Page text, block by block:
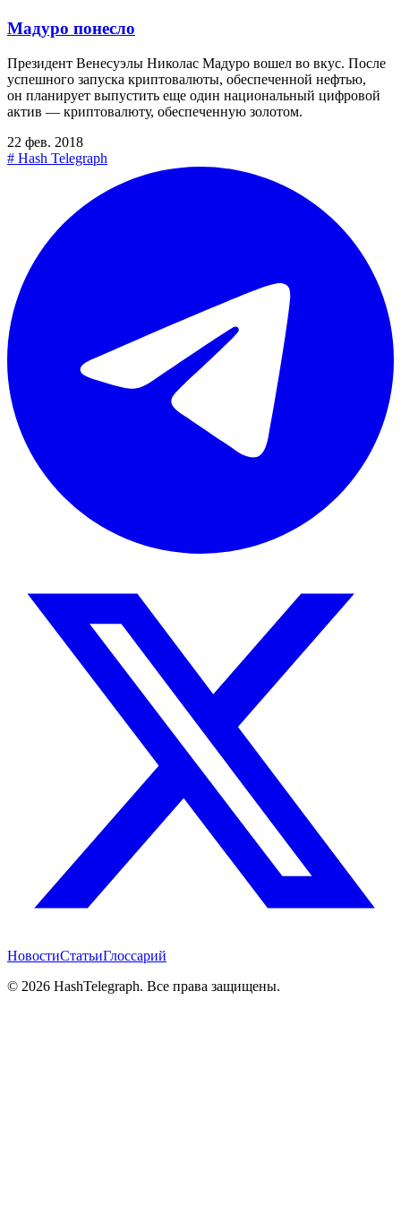
Мадуро понесло
Президент Венесуэлы Николас Мадуро вошел во вкус. После
успешного запуска криптовалюты, обеспеченной нефтью,
он планирует выпустить еще один национальный цифровой
актив — криптовалюту, обеспеченную золотом.
22 фев. 2018
# Hash Telegraph
НовостиСтатьиГлоссарий
© 2026 HashTelegraph. Все права защищены.